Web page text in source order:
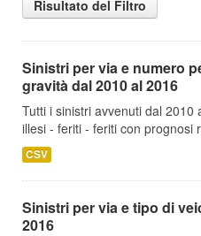
Risultato del Filtro
Sinistri per via e numero
gravità dal 2010 al 2016
Tutti i sinistri avvenuti dal 2010
illesi - feriti - feriti con prognosi
CSV
Sinistri per via e tipo di
2016